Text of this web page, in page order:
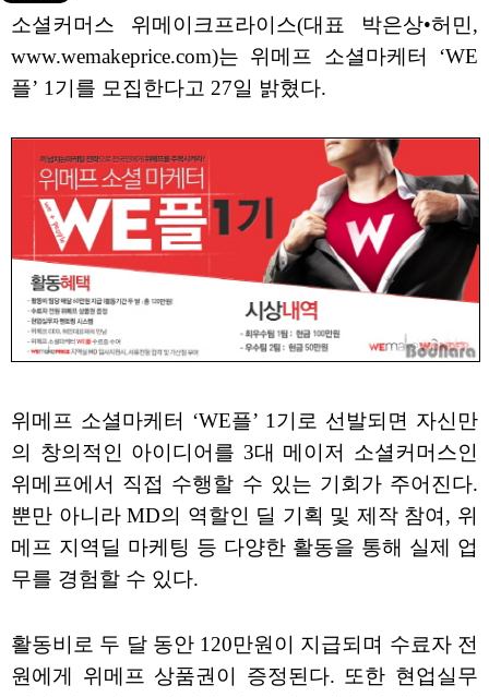
소셜커머스 위메이크프라이스(대표 박은상•허민,
www.wemakeprice.com)는 위메프 소셜마케터 ‘WE
플’ 1기를 모집한다고 27일 밝혔다.
위메프 소셜마케터 ‘WE플’ 1기로 선발되면 자신만
의 창의적인 아이디어를 3대 메이저 소셜커머스인
위메프에서 직접 수행할 수 있는 기회가 주어진다.
뿐만 아니라 MD의 역할인 딜 기획 및 제작 참여, 위
메프 지역딜 마케팅 등 다양한 활동을 통해 실제 업
무를 경험할 수 있다.
활동비로 두 달 동안 120만원이 지급되며 수료자 전
원에게 위메프 상품권이 증정된다. 또한 현업실무